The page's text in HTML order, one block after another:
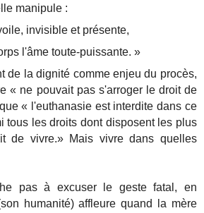
manipule :
invisible et présente,
l'âme toute-puissante. »
de la dignité comme enjeu du procès,
« ne pouvait pas s'arroger le droit de
« l'euthanasie est interdite dans ce
tous les droits dont disposent les plus
de vivre.» Mais vivre dans quelles
pas à excuser le geste fatal, en
humanité) affleure quand la mère